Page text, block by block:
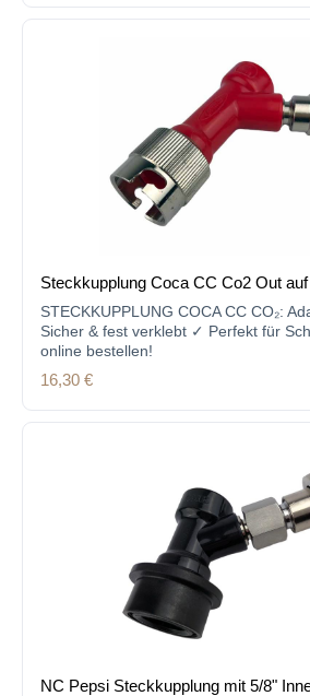
Steckkupplung Coca CC Co2 Out
STECKKUPPLUNG COCA CC CO₂:
Sicher & fest verklebt ✓ Perfekt für
online bestellen!
Regulärer Preis:
16,30 €
NC Pepsi Steckkupplung mit 5/8"